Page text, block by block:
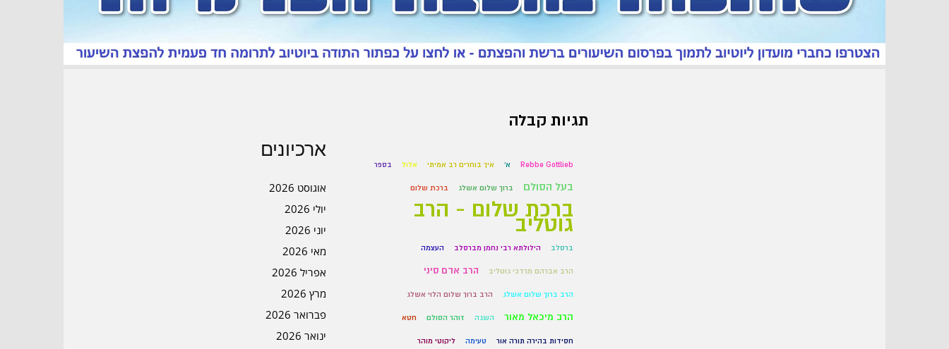
ארכיונים
אוגוסט 2026
יולי 2026
יוני 2026
מאי 2026
אפריל 2026
מרץ 2026
פברואר 2026
ינואר 2026
תגיות קבלה
Rebbe Gottlieb א' איך בוחרים רב אמיתי אלול בספר
בעל הסולם ברוך שלום אשלג ברכת שלום
ברכת שלום - הרב
גוטליב
ברסלב הילולתא רבי נחמן מברסלב העצמה
הרב אברהם מרדכי גוטליב הרב אדם סיני
הרב ברוך שלום אשלג הרב ברוך שלום הלוי אשלג
הרב מיכאל מאור השגה זוהר הסולם חטא
חסידות בהירה תורה אור טעימה ליקוטי מוהר